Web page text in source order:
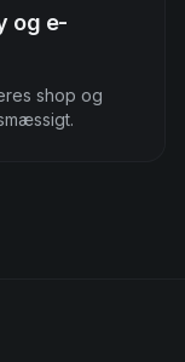
og e-
shop og